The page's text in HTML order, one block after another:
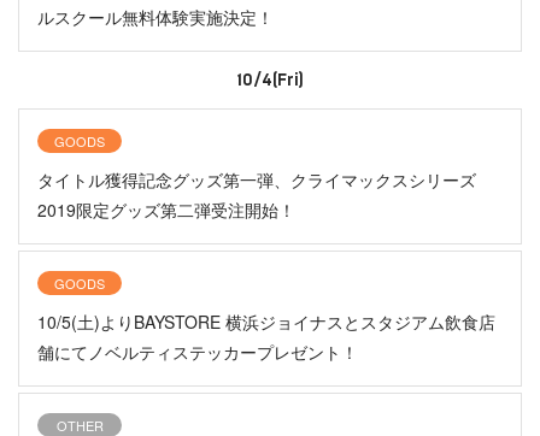
ルスクール無料体験実施決定！
10/4(Fri)
GOODS
タイトル獲得記念グッズ第一弾、クライマックスシリーズ
2019限定グッズ第二弾受注開始！
GOODS
10/5(土)よりBAYSTORE 横浜ジョイナスとスタジアム飲食店
舗にてノベルティステッカープレゼント！
OTHER